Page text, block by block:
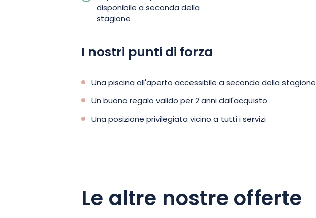
disponibile a seconda della
stagione
I nostri punti di forza
Una piscina all'aperto accessibile a seconda della stagione
Un buono regalo valido per 2 anni dall'acquisto
Una posizione privilegiata vicino a tutti i servizi
Le altre nostre offerte